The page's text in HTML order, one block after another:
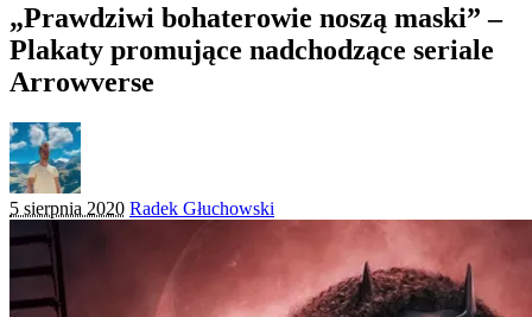
„Prawdziwi bohaterowie noszą maski” –
Plakaty promujące nadchodzące seriale
Arrowverse
5 sierpnia 2020 Posted
Radek Głuchowski